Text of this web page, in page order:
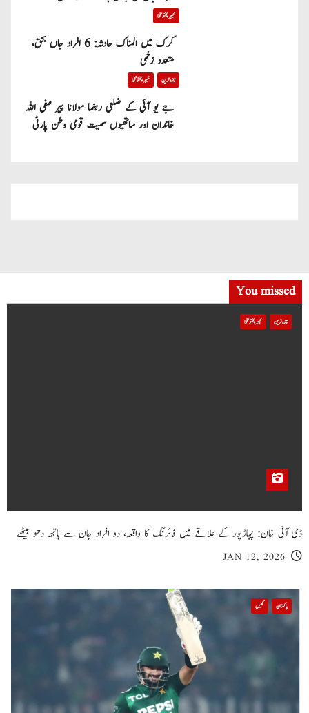
خیبر پختونخوا
کرک میں المناک حادثہ: 6 افراد جاں بحق،
متعدد زخمی
تازہ ترین خیبر پختونخوا
جے یو آئی کے ضلعی رہنما مولانا پیر صفی اللہ
خاندان اور ساتھیوں سمیت قومی وطن پارٹی
You missed
تازہ ترین خیبر پختونخوا
ڈی آئی خان: پہاڑپور کے علاقے میں فائرنگ کا واقعہ، دو افراد جان سے ہاتھ دھو بیٹھے
JAN 12, 2026
پاکستان کھیل